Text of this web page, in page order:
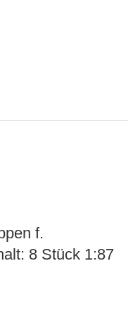
f.
8 Stück 1:87